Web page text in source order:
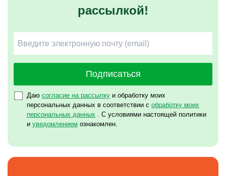
рассылкой!
Подписаться
Даю согласие на рассылку и обработку моих
персональных данных в соответствии с обработку моих
персональных данных . С условиями настоящей политики
и уведомлением ознакомлен.